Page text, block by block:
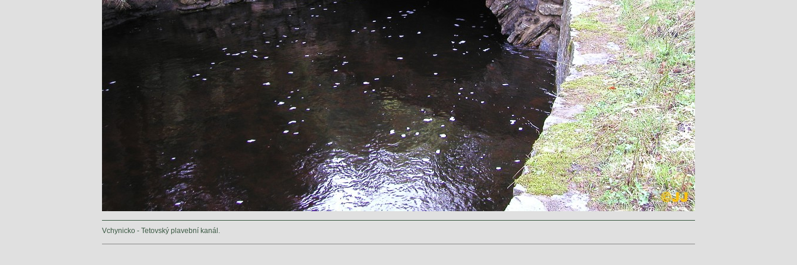
Vchynicko - Tetovský plavební kanál.